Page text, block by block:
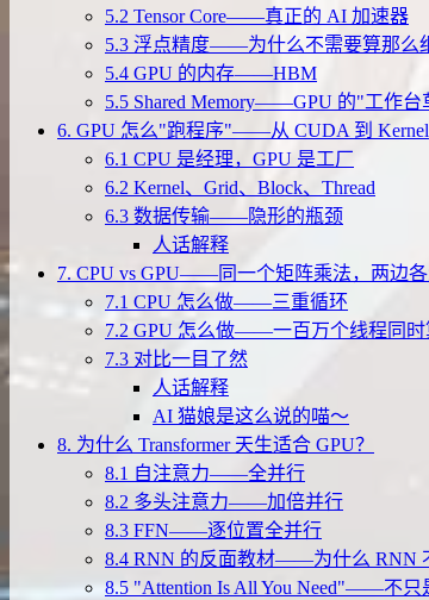
5.2 Tensor Core——真正的 AI 加速器
5.3 浮点精度——为什么不需要算那么
5.4 GPU 的内存——HBM
5.5 Shared Memory——GPU 的"工作台
6. GPU 怎么"跑程序"——从 CUDA 到 Kernel
6.1 CPU 是经理，GPU 是工厂
6.2 Kernel、Grid、Block、Thread
6.3 数据传输——隐形的瓶颈
人话解释
7. CPU vs GPU——同一个矩阵乘法，两边
7.1 CPU 怎么做——三重循环
7.2 GPU 怎么做——一百万个线程同时
7.3 对比一目了然
人话解释
AI 猫娘是这么说的喵～
8. 为什么 Transformer 天生适合 GPU？
8.1 自注意力——全并行
8.2 多头注意力——加倍并行
8.3 FFN——逐位置全并行
8.4 RNN 的反面教材——为什么 RNN
8.5 "Attention Is All You Need"——不只